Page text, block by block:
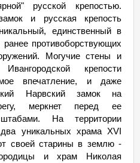
русской крепостью.
и русская крепость
единственный в
противоборствующих
Могучие стены и
крепости
впечатление, и даже
Нарвский замок на
меркнет перед ее
На территории
два уникальных храма XVI
своей старины в землю -
и храм Николая